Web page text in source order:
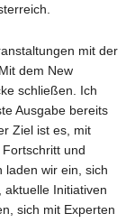
mit der
dem New
schließen. Ich
Ausgabe bereits
Ziel ist es, mit
und
laden wir ein, sich
aktuelle Initiativen
sich mit Experten